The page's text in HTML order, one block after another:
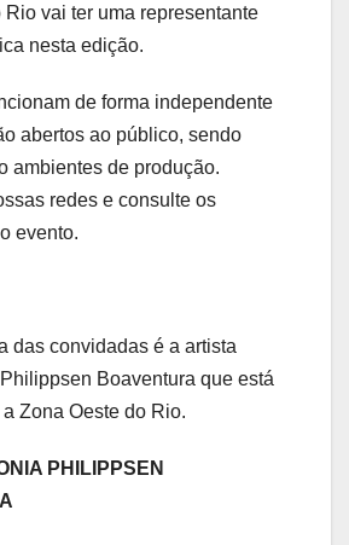
Rio vai ter uma representante
nesta edição.
de forma independente
abertos ao público, sendo
ambientes de produção.
redes e consulte os
evento.
das convidadas é a artista
Boaventura que está
Zona Oeste do Rio.
PHILIPPSEN